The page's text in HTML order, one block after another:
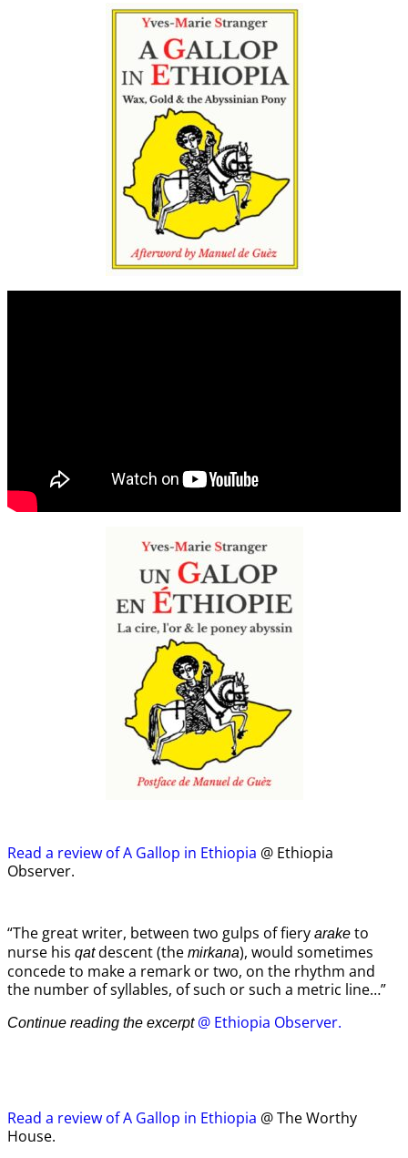
Read a review of A Gallop in Ethiopia @ Ethiopia
Observer.
“The great writer, between two gulps of fiery arake to
nurse his qatdescent (the mirkana), would sometimes
concede to make a remark or two, on the rhythm and
the number of syllables, of such or such a metric line…”
Continue reading the excerpt @ Ethiopia Observer.
Read a review of A Gallop in Ethiopia @ The Worthy
House.